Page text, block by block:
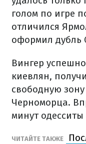
голом по игре
отличился
оформил дубль
Вингер
киевлян,
свободную
Черноморца.
минут
ЧИТАЙТЕ ТАКЖЕ